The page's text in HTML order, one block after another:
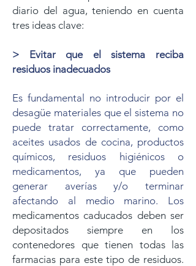
diario del agua, teniendo en cuenta
tres ideas clave:
> Evitar que el sistema reciba
residuos inadecuados
Es fundamental no introducir por el
desagüe materiales que el sistema no
puede tratar correctamente, como
aceites usados de cocina, productos
químicos, residuos higiénicos o
medicamentos, ya que pueden
generar averías y/o terminar
afectando al medio marino. Los
medicamentos caducados deben ser
depositados siempre en los
contenedores que tienen todas las
farmacias para este tipo de residuos.